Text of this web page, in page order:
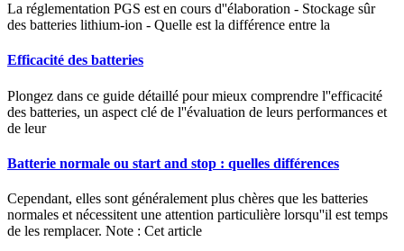
La réglementation PGS est en cours d''élaboration - Stockage sûr
des batteries lithium-ion - Quelle est la différence entre la
Efficacité des batteries
Plongez dans ce guide détaillé pour mieux comprendre l''efficacité
des batteries, un aspect clé de l''évaluation de leurs performances et
de leur
Batterie normale ou start and stop : quelles différences
Cependant, elles sont généralement plus chères que les batteries
normales et nécessitent une attention particulière lorsqu''il est temps
de les remplacer. Note : Cet article